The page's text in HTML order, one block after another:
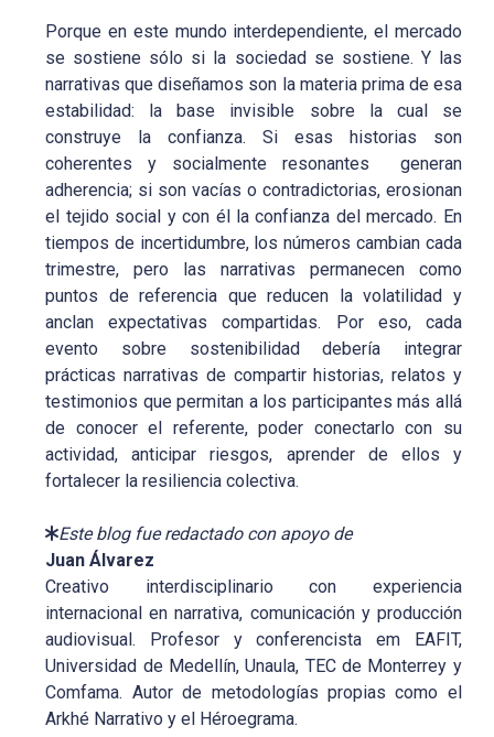
Porque en este mundo interdependiente, el mercado
se sostiene sólo si la sociedad se sostiene. Y las
narrativas que diseñamos son la materia prima de esa
estabilidad: la base invisible sobre la cual se
construye la confianza. Si esas historias son
coherentes y socialmente resonantes generan
adherencia; si son vacías o contradictorias, erosionan
el tejido social y con él la confianza del mercado. En
tiempos de incertidumbre, los números cambian cada
trimestre, pero las narrativas permanecen como
puntos de referencia que reducen la volatilidad y
anclan expectativas compartidas. Por eso, cada
evento sobre sostenibilidad debería integrar
prácticas narrativas de compartir historias, relatos y
testimonios que permitan a los participantes más allá
de conocer el referente, poder conectarlo con su
actividad, anticipar riesgos, aprender de ellos y
fortalecer la resiliencia colectiva.
Este blog fue redactado con apoyo de
Juan Álvarez
Creativo interdisciplinario con experiencia
internacional en narrativa, comunicación y producción
audiovisual. Profesor y conferencista em EAFIT,
Universidad de Medellín, Unaula, TEC de Monterrey y
Comfama. Autor de metodologías propias como el
Arkhé Narrativo y el Héroegrama.